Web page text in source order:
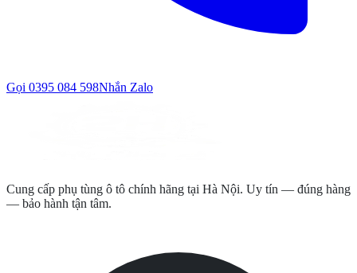
Gọi 0395 084 598Nhắn Zalo
Cung cấp phụ tùng ô tô chính hãng tại Hà Nội. Uy tín — đúng hàng
— bảo hành tận tâm.